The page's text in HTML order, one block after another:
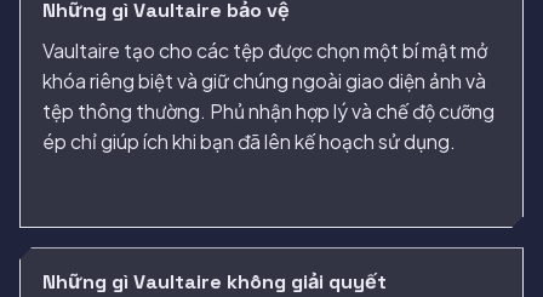
Những gì Vaultaire bảo vệ
Vaultaire tạo cho các tệp được chọn một bí mật mở
khóa riêng biệt và giữ chúng ngoài giao diện ảnh và
tệp thông thường. Phủ nhận hợp lý và chế độ cưỡng
ép chỉ giúp ích khi bạn đã lên kế hoạch sử dụng.
Những gì Vaultaire không giải quyết